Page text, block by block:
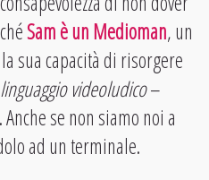
Sam è un Medioman, un
sua capacità di risorgere
videoludico–
se non siamo noi a
ad un terminale.